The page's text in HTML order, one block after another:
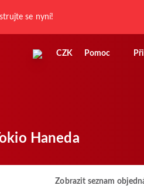
se nyní!
CZK Pomoc
Haneda
Zobrazit seznam